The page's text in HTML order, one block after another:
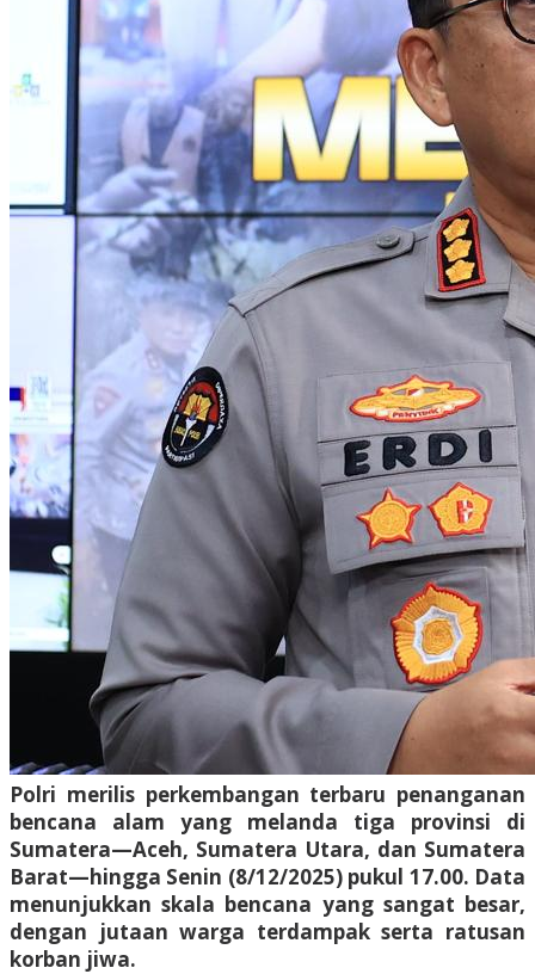
Polri merilis perkembangan terbaru penanganan
bencana alam yang melanda tiga provinsi di
Sumatera—Aceh, Sumatera Utara, dan Sumatera
Barat—hingga Senin (8/12/2025) pukul 17.00. Data
menunjukkan skala bencana yang sangat besar,
dengan jutaan warga terdampak serta ratusan
korban jiwa.